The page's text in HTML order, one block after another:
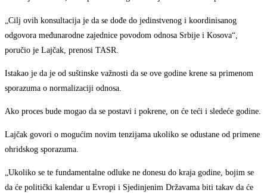
„Cilj ovih konsultacija je da se dođe do jedinstvenog i koordinisanog
odgovora međunarodne zajednice povodom odnosa Srbije i Kosova“,
poručio je Lajčak, prenosi TASR.
Istakao je da je od suštinske važnosti da se ove godine krene sa primenom
sporazuma o normalizaciji odnosa.
Ako proces bude mogao da se postavi i pokrene, on će teći i sledeće godine.
Lajčak govori o mogućim novim tenzijama ukoliko se odustane od primene
ohridskog sporazuma.
„Ukoliko se te fundamentalne odluke ne donesu do kraja godine, bojim se
da će politički kalendar u Evropi i Sjedinjenim Državama biti takav da će